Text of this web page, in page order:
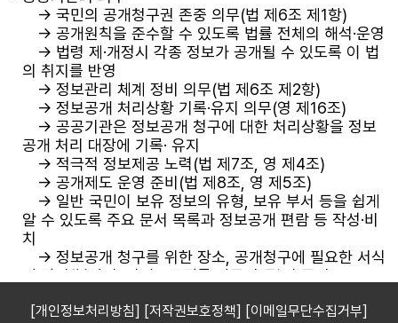
[개인정보처리방침] [저작권보호정책] [이메일무단수집거부]